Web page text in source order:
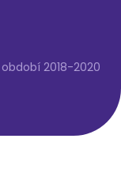
2018-2020